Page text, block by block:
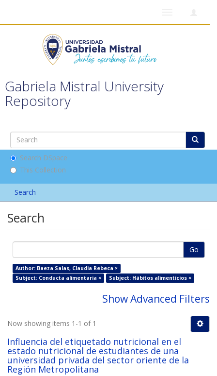
Gabriela Mistral University
Repository
Search DSpace
This Collection
Search
Search
Go
Author: Baeza Salas, Claudia Rebeca ×
Subject: Conducta alimentaria ×
Subject: Hábitos alimenticios ×
Show Advanced Filters
Now showing items 1-1 of 1
Influencia del etiquetado nutricional en el
estado nutricional de estudiantes de una
universidad privada del sector oriente de la
Región Metropolitana